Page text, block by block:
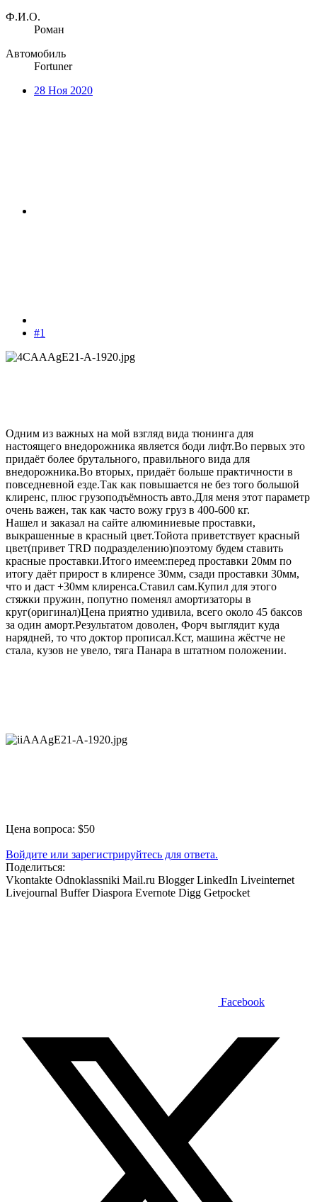
Ф.И.О.
Роман
Автомобиль
Fortuner
28 Ноя 2020
#1
Одним из важных на мой взгляд вида тюнинга для
настоящего внедорожника является боди лифт.Во первых это
придаёт более брутального, правильного вида для
внедорожника.Во вторых, придаёт больше практичности в
повседневной езде.Так как повышается не без того большой
клиренс, плюс грузоподъёмность авто.Для меня этот параметр
очень важен, так как часто вожу груз в 400-600 кг.
Нашел и заказал на сайте алюминиевые проставки,
выкрашенные в красный цвет.Тойота приветствует красный
цвет(привет TRD подразделению)поэтому будем ставить
красные проставки.Итого имеем:перед проставки 20мм по
итогу даёт прирост в клиренсе 30мм, сзади проставки 30мм,
что и даст +30мм клиренса.Ставил сам.Купил для этого
стяжки пружин, попутно поменял амортизаторы в
круг(оригинал)Цена приятно удивила, всего около 45 баксов
за один аморт.Результатом доволен, Форч выглядит куда
нарядней, то что доктор прописал.Кст, машина жёстче не
стала, кузов не увело, тяга Панара в штатном положении.
Цена вопроса: $50
Войдите или зарегистрируйтесь для ответа.
Поделиться:
Vkontakte Odnoklassniki Mail.ru Blogger LinkedIn Liveinternet
Livejournal Buffer Diaspora Evernote Digg Getpocket
Facebook